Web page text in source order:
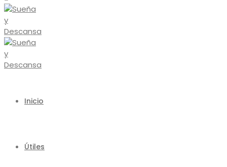
Inicio
Útiles